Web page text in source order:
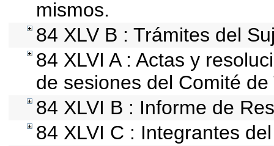
mismos.
84 XLV B : Trámites del
84 XLVI A : Actas y
de sesiones del Comité
84 XLVI B : Informe de
84 XLVI C : Integrantes